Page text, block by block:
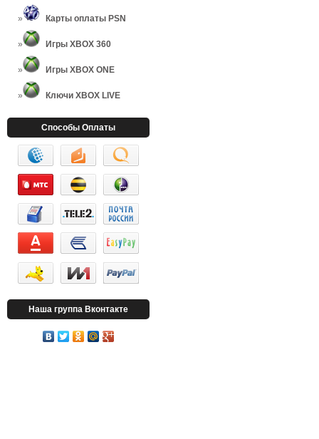
Карты оплаты PSN
Игры XBOX 360
Игры XBOX ONE
Ключи XBOX LIVE
Способы Оплаты
Наша группа Вконтакте